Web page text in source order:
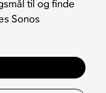
til og finde
Sonos